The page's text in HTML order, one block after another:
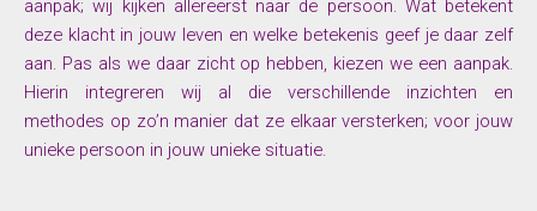
aanpak; wij kijken allereerst naar de persoon. Wat betekent
deze klacht in jouw leven en welke betekenis geef je daar zelf
aan. Pas als we daar zicht op hebben, kiezen we een aanpak.
Hierin integreren wij al die verschillende inzichten en
methodes op zo’n manier dat ze elkaar versterken; voor jouw
unieke persoon in jouw unieke situatie.